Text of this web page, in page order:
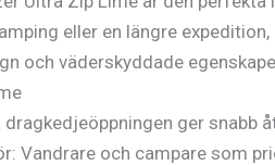
eller en längre
och väderskyddade
dragkedjeöppningen ger snabb
Vandrare och campare som